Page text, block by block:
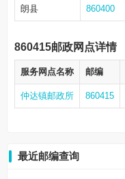
朗县 860400
860415邮政网点详情
服务网点名称 邮编
仲达镇邮政所 860415
最近邮编查询